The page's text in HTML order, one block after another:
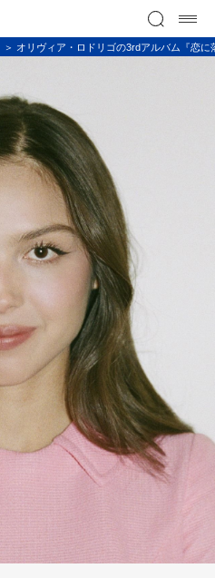
オリヴィア・ロドリゴの3rdアルバム『恋